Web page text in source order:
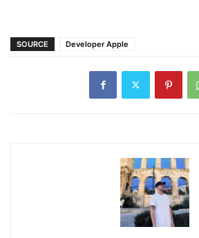
SOURCE Developer Apple